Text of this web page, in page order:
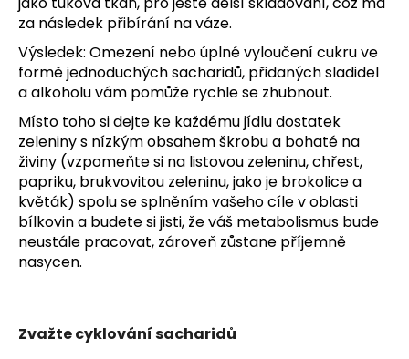
za následek přibírání na váze.
Výsledek: Omezení nebo úplné vyloučení cukru ve
formě jednoduchých sacharidů, přidaných sladidel
a alkoholu vám pomůže rychle se zhubnout.
Místo toho si dejte ke každému jídlu dostatek
zeleniny s nízkým obsahem škrobu a bohaté na
živiny (vzpomeňte si na listovou zeleninu, chřest,
papriku, brukvovitou zeleninu, jako je brokolice a
květák) spolu se splněním vašeho cíle v oblasti
bílkovin a budete si jisti, že váš metabolismus bude
neustále pracovat, zároveň zůstane příjemně
nasycen.
Zvažte cyklování sacharidů